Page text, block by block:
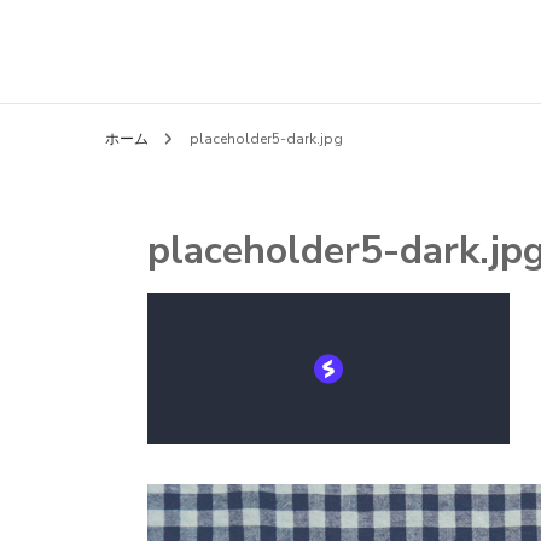
ホーム placeholder5-dark.jpg
placeholder5-